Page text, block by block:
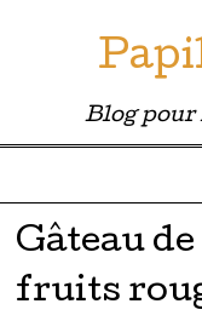
Blog pour
Passer directement au
Gâteau
fruits